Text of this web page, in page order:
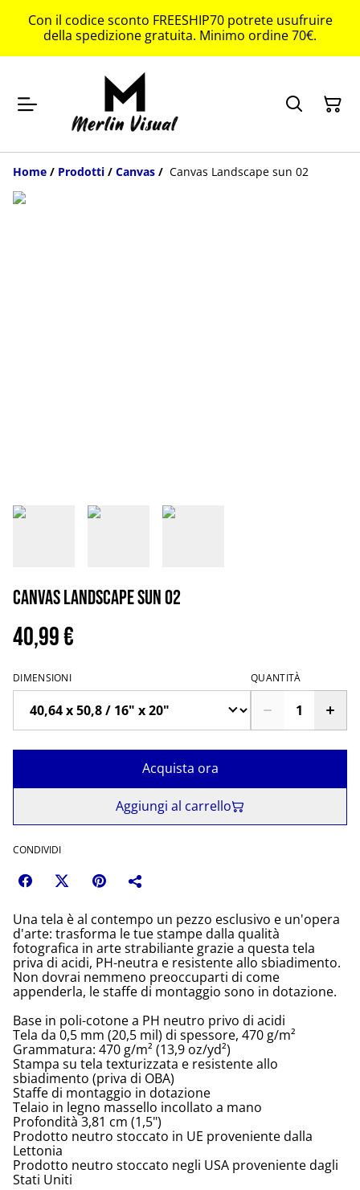
Con il codice sconto FREESHIP70 potrete usufruire
della spedizione gratuita. Minimo ordine 70€.
Home / Prodotti / Canvas / Canvas Landscape sun 02
Canvas Landscape sun 02
40,99 €
DIMENSIONI QUANTITÀ
Acquista ora
Aggiungi al carrello
CONDIVIDI
Una tela è al contempo un pezzo esclusivo e un'opera
d'arte: trasforma le tue stampe dalla qualità
fotografica in arte strabiliante grazie a questa tela
priva di acidi, PH-neutra e resistente allo sbiadimento.
Non dovrai nemmeno preoccuparti di come
appenderla, le staffe di montaggio sono in dotazione.
Base in poli-cotone a PH neutro privo di acidi
Tela da 0,5 mm (20,5 mil) di spessore, 470 g/m²
Grammatura: 470 g/m² (13,9 oz/yd²)
Stampa su tela texturizzata e resistente allo
sbiadimento (priva di OBA)
Staffe di montaggio in dotazione
Telaio in legno massello incollato a mano
Profondità 3,81 cm (1,5")
Prodotto neutro stoccato in UE proveniente dalla
Lettonia
Prodotto neutro stoccato negli USA proveniente dagli
Stati Uniti